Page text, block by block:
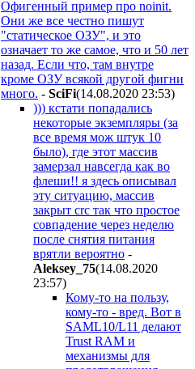
Офигенный пример про noinit.
Они же все честно пишут
"статическое ОЗУ", и это
означает то же самое, что и 50 лет
назад. Если что, там внутре
кроме ОЗУ всякой другой фигни
много. - SciFi(14.08.2020 23:53)
))) кстати попадались
некоторые экземпляры (за
все время мож штук 10
было), где этот массив
замерзал навсегда как во
флеши!! я здесь описывал
эту ситуацию, массив
закрыт crc так что простое
совпадение через неделю
после снятия питания
врятли вероятно -
Aleksey_75(14.08.2020
23:57)
Кому-то на пользу,
кому-то - вред. Вот в
SAML10/L11 делают
Trust RAM и
механизмы для